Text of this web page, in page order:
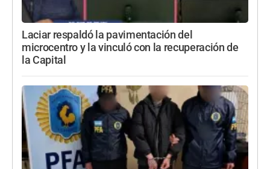
Laciar respaldó la pavimentación del
microcentro y la vinculó con la recuperación de
la Capital